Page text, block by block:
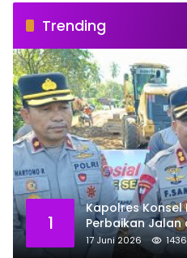
Trending
1
Kapolres Konsel
Perbaikan Jalan
Titik Rusak Siap
17 Juni 2026 1436